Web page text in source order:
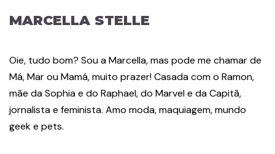
MARCELLA STELLE
Oie, tudo bom? Sou a Marcella, mas pode me chamar de
Má, Mar ou Mamá, muito prazer! Casada com o Ramon,
mãe da Sophia e do Raphael, do Marvel e da Capitã,
jornalista e feminista. Amo moda, maquiagem, mundo
geek e pets.